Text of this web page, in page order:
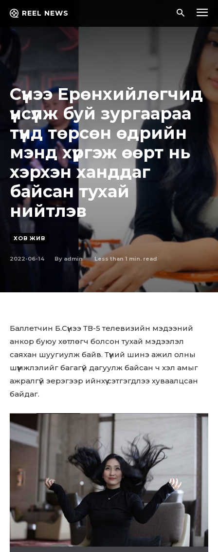
REEL NEWS
Сүнээ Ерөнхийлөгчид
үнсүүлж буй зургаараа
түүнд төрсөн өдрийн
мэнд хүргэж өөрт нь
хэрхэн ханддаг
байсан тухай
нийтлэв
ХОВ ЖИВ
2022-06-14 By admin Less than 1 min. read
Баллетчин Б.Сүнээ ТВ-5 телевизийн мэдээний
анкор буюу хөтлөгч болсон тухай мэдээлэл
саяхан шуугиулж байв. Түүний шинэ ажил олны
шүүмжлэлийг багагүй дагуулж байсан ч хэл амыг
ажралгүй эерэгээр ийнхүү сэтгэгдлээ хуваалцсан
байдаг.